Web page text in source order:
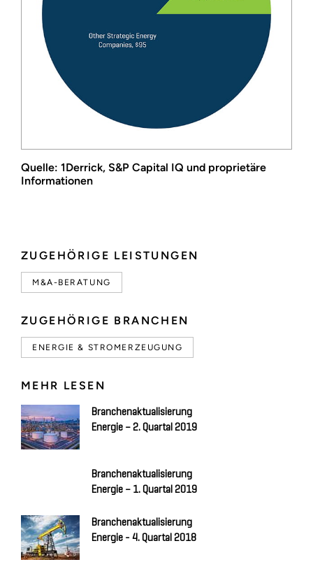
ZUGEHÖRIGE LEISTUNGEN
M&A-BERATUNG
ZUGEHÖRIGE BRANCHEN
ENERGIE & STROMERZEUGUNG
MEHR LESEN
Branchenaktualisierung
Energie – 2. Quartal 2019
Branchenaktualisierung
Energie – 1. Quartal 2019
Branchenaktualisierung
Energie - 4. Quartal 2018
Quelle: 1Derrick, S&P Capital IQ und proprietäre
Informationen